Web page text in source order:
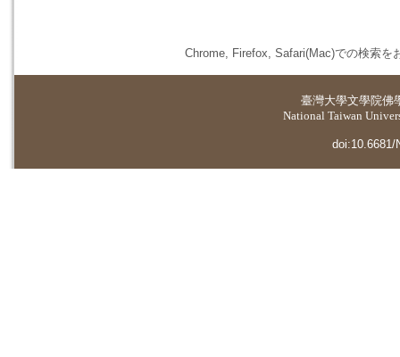
Chrome, Firefox, Safari(Mac)での検索を
臺灣大學文學院佛
National Taiwan
doi:10.6681/